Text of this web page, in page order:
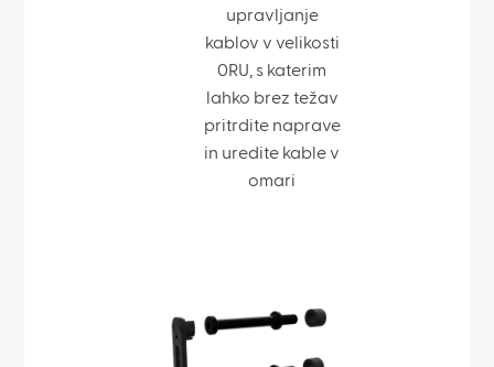
upravljanje
kablov v velikosti
0RU, s katerim
lahko brez težav
pritrdite naprave
in uredite kable v
omari